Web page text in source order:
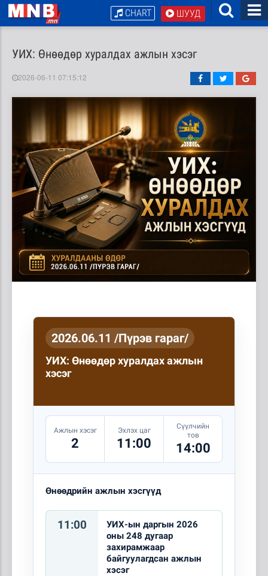
ШУУД
CHART
УИХ: Өнөөдөр хуралдах ажлын хэсэг
2026-06-11 07:15:12
2026.06.11 /Пүрэв гараг/
УИХ: Өнөөдөр хуралдах ажлын
хэсэг
Ажлын хэсэг
2
Эхлэх цаг
11:00
Сүүлчийн
тов
14:00
Өнөөдрийн ажлын хэсгүүд
11:00
УИХ-ын даргын 2026
оны 248 дугаар
захирамжаар
байгуулагдсан ажлын
хэсэг